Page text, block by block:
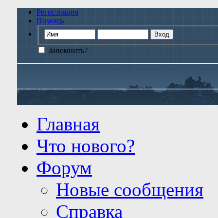
Регистрация
Помощь
Запомнить?
Главная
Что нового?
Форум
Новые сообщения
Справка